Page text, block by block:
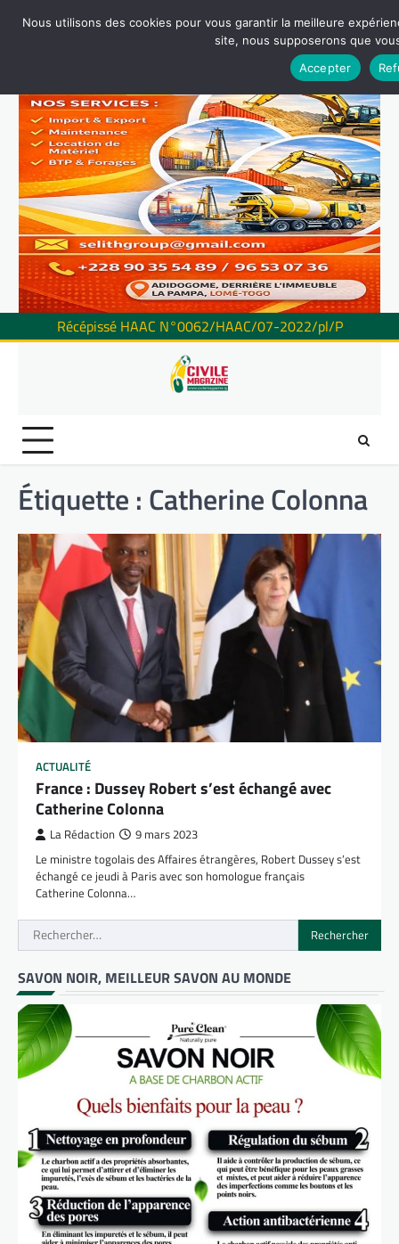
Récépissé HAAC N°0062/HAAC/07-2022/pl/P
Étiquette : Catherine Colonna
ACTUALITÉ
France : Dussey Robert s’est échangé avec
Catherine Colonna
La Rédaction 9 mars 2023
Le ministre togolais des Affaires étrangères, Robert Dussey s’est
échangé ce jeudi à Paris avec son homologue français
Catherine Colonna…
Rechercher :
SAVON NOIR, MEILLEUR SAVON AU MONDE
Nous utilisons des cookies pour vous garantir la meilleure
site, nous supposerons que
Accepter